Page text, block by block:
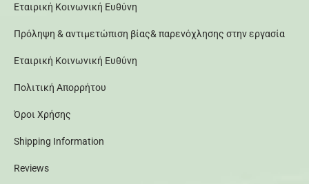
Εταιρική Κοινωνική Ευθύνη
Πρόληψη & αντιμετώπιση βίας& παρενόχλησης στην εργασία
Εταιρική Κοινωνική Ευθύνη
Πολιτική Απορρήτου
Όροι Χρήσης
Shipping Information
Reviews